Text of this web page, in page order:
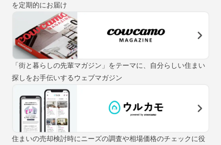
を定期的にお届け
「街と暮らしの先輩マガジン」をテーマに、自分らしい住まい
探しをお手伝いするウェブマガジン
住まいの売却検討時にニーズの調査や相場価格のチェックに役